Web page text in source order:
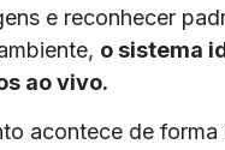
e reconhecer
o sistema
ao vivo.
acontece de